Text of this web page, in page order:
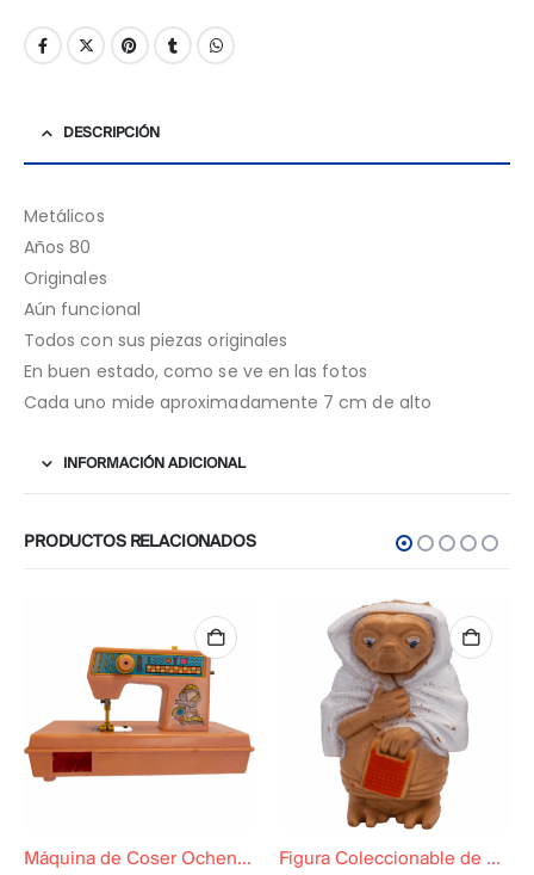
DESCRIPCIÓN
Metálicos
Años 80
Originales
Aún funcional
Todos con sus piezas originales
En buen estado, como se ve en las fotos
Cada uno mide aproximadamente 7 cm de alto
INFORMACIÓN ADICIONAL
PRODUCTOS RELACIONADOS
Máquina de Coser Ochentera Rosa Figura Coleccionable de E.T el extraterrestre »Cubierto con Manta»